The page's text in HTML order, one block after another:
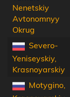
Nenetskiy
Avtonomnyy
Okrug
Severo-
Yeniseyskiy,
Krasnoyarskiy
Motygino,